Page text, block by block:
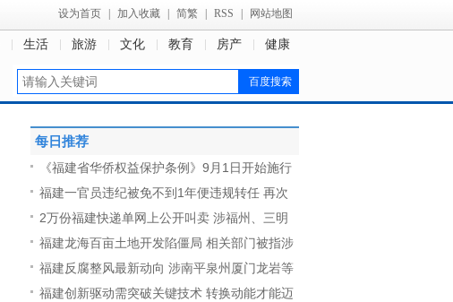
设为首页 加入收藏 简繁 RSS 网站地图
生活 旅游 文化 教育 房产 健康
每日推荐
《福建省华侨权益保护条例》9月1日开始施行
福建一官员违纪被免不到1年便违规转任 再次
2万份福建快递单网上公开叫卖 涉福州、三明
福建龙海百亩土地开发陷僵局 相关部门被指涉
福建反腐整风最新动向 涉南平泉州厦门龙岩等
福建创新驱动需突破关键技术 转换动能才能迈